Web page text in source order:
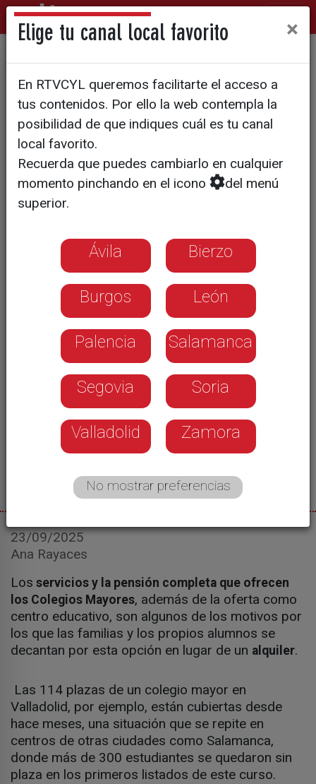
Aumenta la demanda en
colegios mayores por el
incremento de los precios de
alquiler
y en muchos Colegios Mayores tienen
lista de espera de entre 15 y 20
alumnos.
23/09/2025
Ana Rayaces
Los servicios y la pensión completa que ofrecen
los Colegios Mayores, además de la oferta como
centro educativo, son algunos de los motivos por
los que las familias y los propios alumnos se
decantan por esta opción en lugar de un alquiler.
Las 114 plazas de un colegio mayor en
Valladolid, por ejemplo, están cubiertas desde
hace meses, una situación que se repite en
centros de otras ciudades como Salamanca,
donde más de 300 estudiantes se quedaron sin
plaza en los primeros listados de este curso.
Elige tu canal local favorito ×
En RTVCYL queremos facilitarte el acceso a
tus contenidos. Por ello la web contempla la
posibilidad de que indiques cuál es tu canal
local favorito.
Recuerda que puedes cambiarlo en cualquier
momento pinchando en el icono
del menú
superior.
Ávila Bierzo
Burgos León
Palencia Salamanca
Segovia Soria
Valladolid Zamora
No mostrar preferencias